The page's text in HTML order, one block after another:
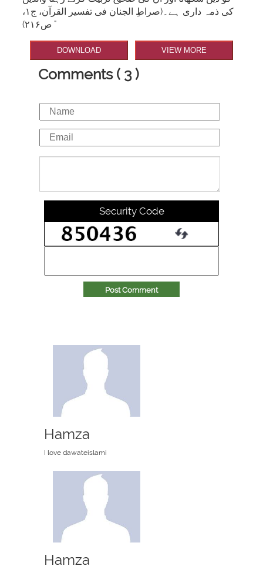
کی ذمہ داری ہے۔(صراطِ الجنان فی تفسیر القرآن، ج۱،
ص۲۱۶) "
DOWNLOAD VIEW MORE
Comments ( 3 )
Security Code
Post Comment
Hamza
I love dawateislami
Hamza